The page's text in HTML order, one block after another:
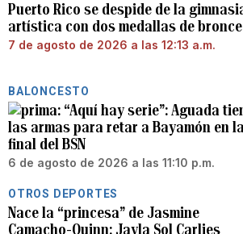
Puerto Rico se despide de la
artística con dos medallas de bronce
7 de agosto de 2026 a las 12:13 a.m.
BALONCESTO
“Aquí hay serie”: Aguada
las armas para retar a Bayamón en
final del BSN
6 de agosto de 2026 a las 11:10 p.m.
OTROS DEPORTES
Nace la “princesa” de Jasmine
Camacho-Quinn: Jayla Sol Carlies